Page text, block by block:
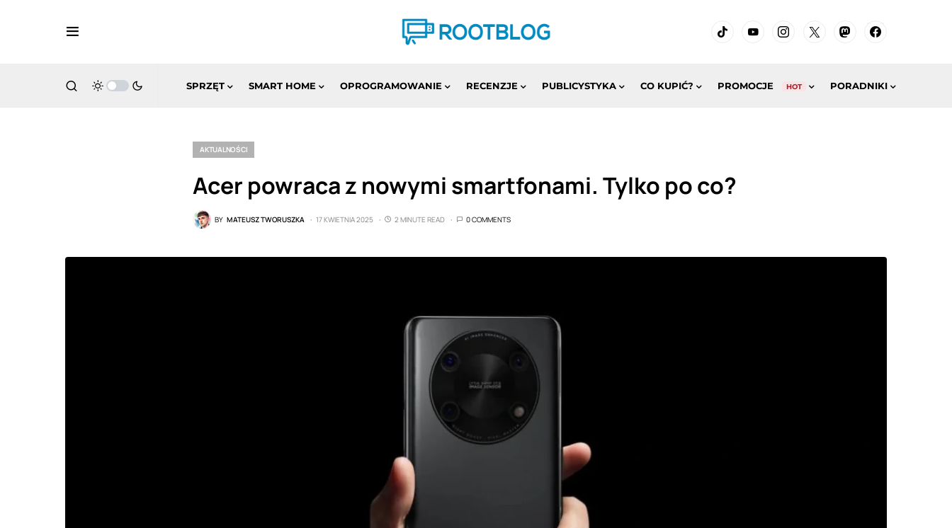
SPRZĘT SMART HOME OPROGRAMOWANIE RECENZJE PUBLICYSTYKA CO KUPIĆ? PROMOCJE HOT PORADNIKI
AKTUALNOŚCI
Acer powraca z nowymi smartfonami. Tylko po co?
BY MATEUSZ TWORUSZKA 17 KWIETNIA 2025 2 MINUTE READ 0 COMMENTS